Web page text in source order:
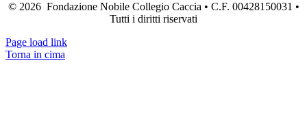
© 2026 Fondazione Nobile Collegio Caccia • C.F. 00428150031 •
Tutti i diritti riservati
Page load link
Torna in cima